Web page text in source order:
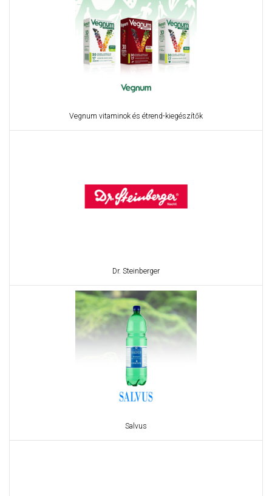
Vegnum vitaminok és étrend-kiegészítők
Dr. Steinberger
Salvus